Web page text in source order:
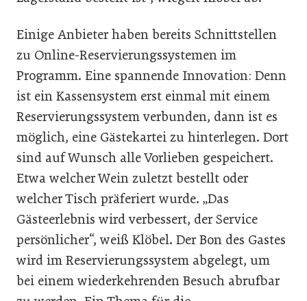
Einige Anbieter haben bereits Schnittstellen
zu Online-Reservierungssystemen im
Programm. Eine spannende Innovation: Denn
ist ein Kassensystem erst einmal mit einem
Reservierungssystem verbunden, dann ist es
möglich, eine Gästekartei zu hinterlegen. Dort
sind auf Wunsch alle Vorlieben gespeichert.
Etwa welcher Wein zuletzt bestellt oder
welcher Tisch präferiert wurde. „Das
Gästeerlebnis wird verbessert, der Service
persönlicher“, weiß Klöbel. Der Bon des Gastes
wird im Reservierungssystem abgelegt, um
bei einem wiederkehrenden Besuch abrufbar